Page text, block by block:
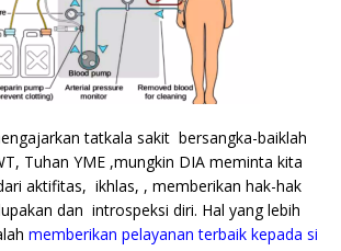
tatkala sakit bersangka-baiklah
Tuhan YME ,mungkin DIA meminta kita
aktifitas, ikhlas, , memberikan hak-hak
dan introspeksi diri. Hal yang lebih
memberikan pelayanan terbaik kepada si